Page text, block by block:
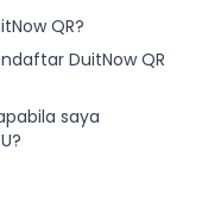
QR?
DuitNow QR
saya